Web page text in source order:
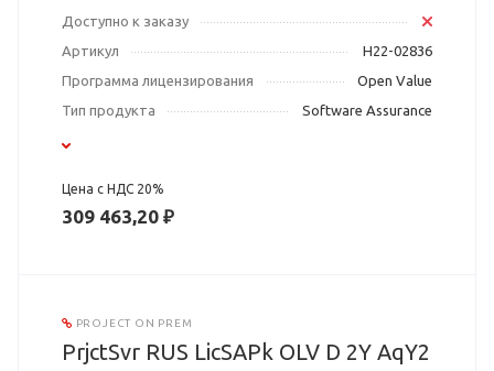
Доступно к заказу
Артикул
H22-02836
Программа лицензирования
Open Value
Тип продукта
Software Assurance
Цена с НДС 20%
309 463,20 ₽
PROJECT ON PREM
PrjctSvr RUS LicSAPk OLV D 2Y AqY2